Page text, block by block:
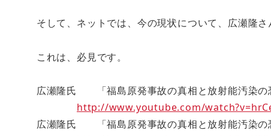
そして、ネットでは、今の現状について、広瀬隆
これは、必見です。
広瀬隆氏 「福島原発事故の真相と放射能汚染
http://www.youtube.com/
広瀬隆氏 「福島原発事故の真相と放射能汚染